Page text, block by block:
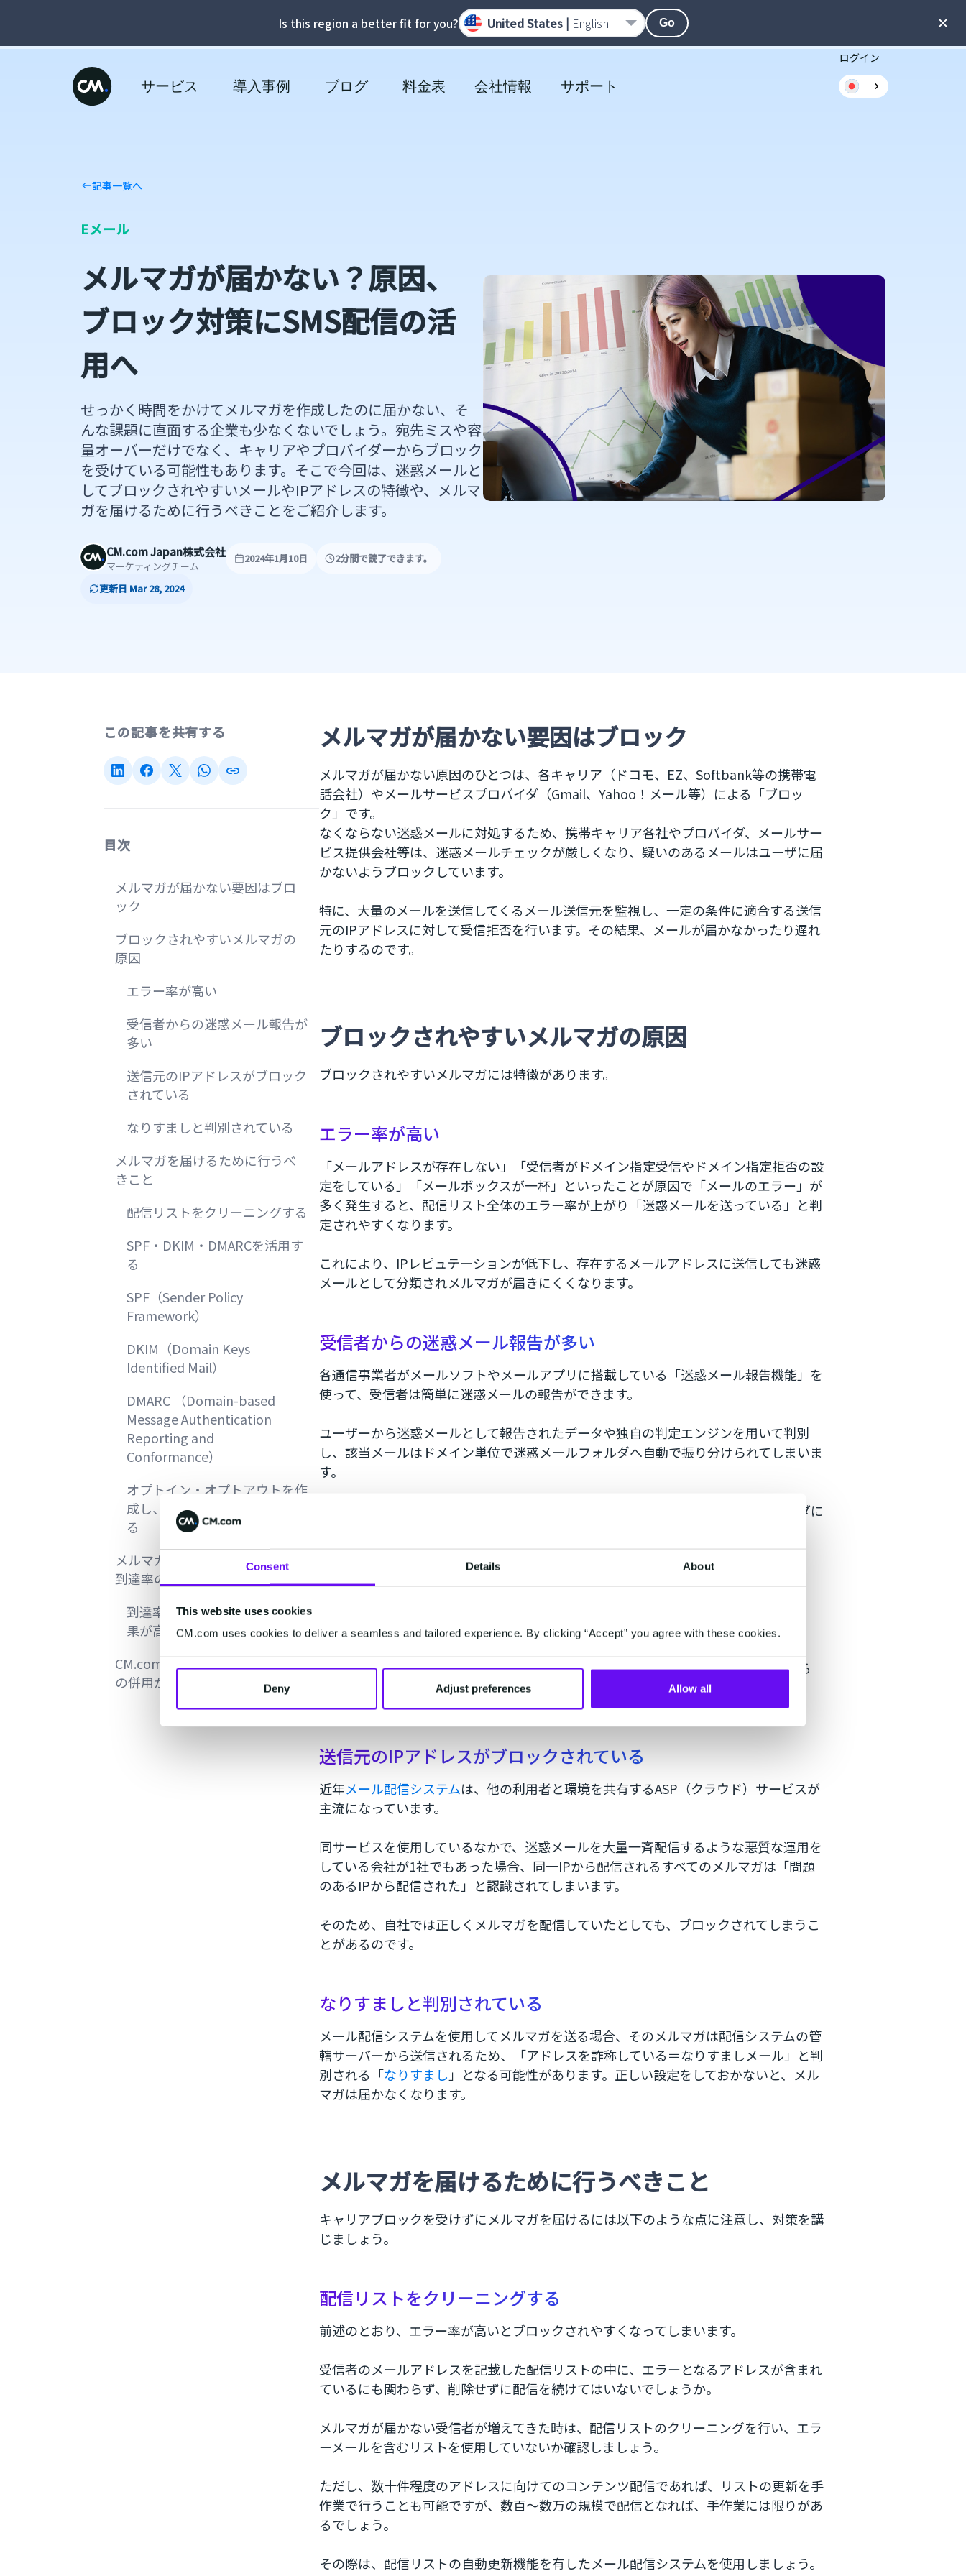
Consent Details About
This website uses cookies
CM.com uses cookies to deliver a seamless and tailored experience. By clicking “Accept” you agree with these cookies.
Deny Adjust preferences Allow all
ログイン
サービス 導入事例 ブログ 料金表 会社情報 サポート
記事一覧へ
Eメール
メルマガが届かない？原因、
ブロック対策にSMS配信の活
用へ
せっかく時間をかけてメルマガを作成したのに届かない、そ
んな課題に直面する企業も少なくないでしょう。宛先ミスや容
量オーバーだけでなく、キャリアやプロバイダーからブロック
を受けている可能性もあります。そこで今回は、迷惑メールと
してブロックされやすいメールやIPアドレスの特徴や、メルマ
ガを届けるために行うべきことをご紹介します。
CM.com Japan株式会社
マーケティングチーム
2024年1月10日 2分間で読了できます。
更新日 Mar 28, 2024
この記事を共有する
目次
メルマガが届かない要因はブロ
ック
ブロックされやすいメルマガの
原因
エラー率が高い
受信者からの迷惑メール報告が
多い
送信元のIPアドレスがブロック
されている
なりすましと判別されている
メルマガを届けるために行うべ
きこと
配信リストをクリーニングする
SPF・DKIM・DMARCを活用す
る
SPF（Sender Policy
Framework）
DKIM（Domain Keys
Identified Mail）
DMARC （Domain-based
Message Authentication
Reporting and
Conformance）
オプトイン・オプトアウトを作
成し、同意を得た相手にのみ送
る
メルマガを確実に届けたいなら
到達率の高いSMS
到達率や反応率が高く、配信効
果が高いのがSMSの強み
CM.comならメルマガとSMS配信
の併用が可能
メルマガが届かない要因はブロック
メルマガが届かない原因のひとつは、各キャリア（ドコモ、EZ、Softbank等の携帯電
話会社）やメールサービスプロバイダ（Gmail、Yahoo！メール等）による「ブロッ
ク」です。
なくならない迷惑メールに対処するため、携帯キャリア各社やプロバイダ、メールサー
ビス提供会社等は、迷惑メールチェックが厳しくなり、疑いのあるメールはユーザに届
かないようブロックしています。
特に、大量のメールを送信してくるメール送信元を監視し、一定の条件に適合する送信
元のIPアドレスに対して受信拒否を行います。その結果、メールが届かなかったり遅れ
たりするのです。
ブロックされやすいメルマガの原因
ブロックされやすいメルマガには特徴があります。
エラー率が高い
「メールアドレスが存在しない」「受信者がドメイン指定受信やドメイン指定拒否の設
定をしている」「メールボックスが一杯」といったことが原因で「メールのエラー」が
多く発生すると、配信リスト全体のエラー率が上がり「迷惑メールを送っている」と判
定されやすくなります。
これにより、IPレピュテーションが低下し、存在するメールアドレスに送信しても迷惑
メールとして分類されメルマガが届きにくくなります。
受信者からの迷惑メール報告が多い
各通信事業者がメールソフトやメールアプリに搭載している「迷惑メール報告機能」を
使って、受信者は簡単に迷惑メールの報告ができます。
ユーザーから迷惑メールとして報告されたデータや独自の判定エンジンを用いて判別
し、該当メールはドメイン単位で迷惑メールフォルダへ自動で振り分けられてしまいま
す。
もちろん、ユーザーが迷惑メールと判断し、配信元のドメインを迷惑メールフォルダに
＜受信者に迷惑メールだと思われる可能性が高くなるケース＞
読者に受信許可（オプトイン）を確認せず配信している
読者に有益な情報を配信できておらず、全く興味のないコンテンツを送っている
送信元のIPアドレスがブロックされている
近年メール配信システムは、他の利用者と環境を共有するASP（クラウド）サービスが
主流になっています。
同サービスを使用しているなかで、迷惑メールを大量一斉配信するような悪質な運用を
している会社が1社でもあった場合、同一IPから配信されるすべてのメルマガは「問題
のあるIPから配信された」と認識されてしまいます。
そのため、自社では正しくメルマガを配信していたとしても、ブロックされてしまうこ
とがあるのです。
なりすましと判別されている
メール配信システムを使用してメルマガを送る場合、そのメルマガは配信システムの管
轄サーバーから送信されるため、「アドレスを詐称している＝なりすましメール」と判
別される「なりすまし 」となる可能性があります。正しい設定をしておかないと、メル
マガは届かなくなります。
メルマガを届けるために行うべきこと
キャリアブロックを受けずにメルマガを届けるには以下のような点に注意し、対策を講
じましょう。
配信リストをクリーニングする
前述のとおり、エラー率が高いとブロックされやすくなってしまいます。
受信者のメールアドレスを記載した配信リストの中に、エラーとなるアドレスが含まれ
ているにも関わらず、削除せずに配信を続けてはいないでしょうか。
メルマガが届かない受信者が増えてきた時は、配信リストのクリーニングを行い、エラ
ーメールを含むリストを使用していないか確認しましょう。
ただし、数十件程度のアドレスに向けてのコンテンツ配信であれば、リストの更新を手
作業で行うことも可能ですが、数百〜数万の規模で配信となれば、手作業には限りがあ
るでしょう。
その際は、配信リストの自動更新機能を有したメール配信システムを使用しましょう。
Is this region a better fit for you? United States | English Go